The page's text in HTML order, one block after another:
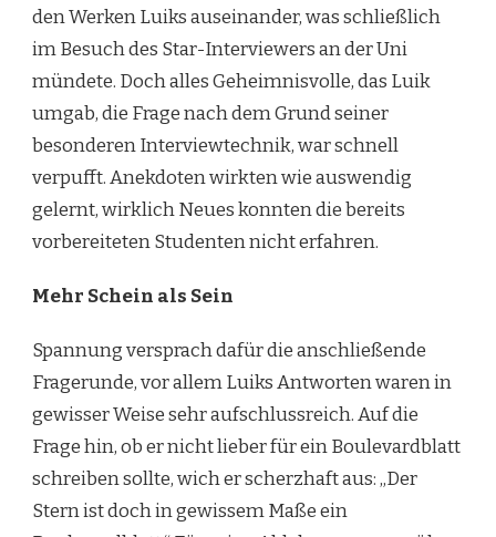
den Werken Luiks auseinander, was schließlich
im Besuch des Star-Interviewers an der Uni
mündete. Doch alles Geheimnisvolle, das Luik
umgab, die Frage nach dem Grund seiner
besonderen Interviewtechnik, war schnell
verpufft. Anekdoten wirkten wie auswendig
gelernt, wirklich Neues konnten die bereits
vorbereiteten Studenten nicht erfahren.
Mehr Schein als Sein
Spannung versprach dafür die anschließende
Fragerunde, vor allem Luiks Antworten waren in
gewisser Weise sehr aufschlussreich. Auf die
Frage hin, ob er nicht lieber für ein Boulevardblatt
schreiben sollte, wich er scherzhaft aus: „Der
Stern ist doch in gewissem Maße ein